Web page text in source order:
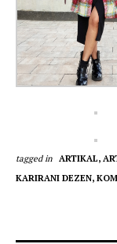
tagged in ARTIKAL,
KARIRANI DEZEN,